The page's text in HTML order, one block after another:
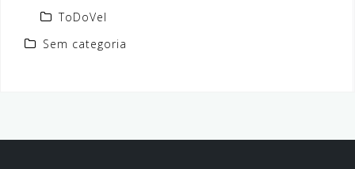
ToDoVel
Sem categoria